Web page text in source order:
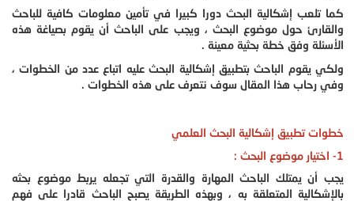
كما تلعب إشكالية البحث دورا كبيرا في تأمين معلومات كافية للباحث
والقارئ حول موضوع البحث ، ويجب على الباحث أن يقوم بصياغة هذه
الأسئلة وفق خطة بحثية معينة .
ولكي يقوم الباحث بتطبيق إشكالية البحث عليه اتباع عدد من الخطوات ،
وفي رحاب هذا المقال سوف نتعرف على هذه الخطوات .
خطوات تطبيق إشكالية البحث العلمي
1- اختيار موضوع البحث :
يجب أن يمتلك الباحث المهارة والقدرة التي تجعله يربط موضوع بحثه
بالإشكالية المتعلقة به ، وبهذه الطريقة يصبح الباحث قادرا على فهم